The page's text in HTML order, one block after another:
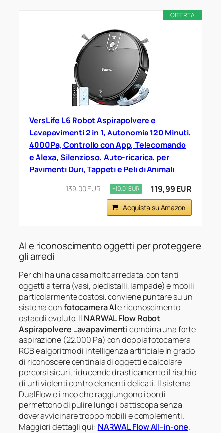
OFFERTA
VersLife L6 Robot Aspirapolvere e
Lavapavimenti 2 in 1, Autonomia 120 Minuti,
4000Pa, Controllo con App, Telecomando
e Alexa, Silenzioso, Auto-ricarica, per
Pavimenti Duri, Tappeti e Peli di Animali
139,00 EUR −19,01 EUR 119,99 EUR
Acquista su Amazon
AI e riconoscimento oggetti per proteggere
gli arredi
Per chi ha una casa molto arredata, con tanti
oggetti a terra (vasi, piedistalli, lampade) e mobili
particolarmente costosi, conviene puntare su un
sistema confotocamera AIe riconoscimento
ostacoli evoluto. Il NARWAL Flow Robot
Aspirapolvere Lavapavimenticombina una forte
aspirazione (22.000 Pa) con doppia fotocamera
RGB e algoritmo di intelligenza artificiale in grado
di riconoscere centinaia di oggetti e calcolare
percorsi sicuri, riducendo drasticamente il rischio
di urti violenti contro elementi delicati. Il sistema
DualFlow e i mop che raggiungono i bordi
permettono di pulire lungo i battiscopa senza
dover avvicinare troppo mobili e complementi.
Maggiori dettagli qui: NARWAL Flow All-in-one.